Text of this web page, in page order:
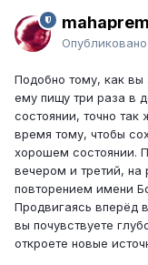
Опубликовано
Подобно тому, как вы
ему пищу три раза в
состоянии, точно
время тому, чтобы
хорошем состоянии.
вечером и третий, на
повторением имени
Продвигаясь вперёд
вы почувствуете
откроете новые